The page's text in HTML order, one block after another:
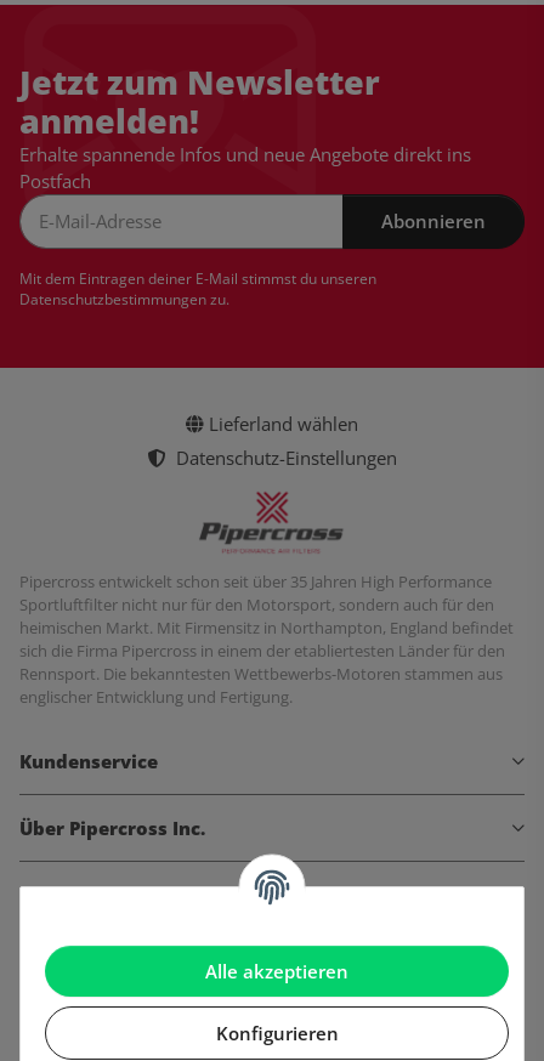
Alle akzeptieren
Konfigurieren
Jetzt zum Newsletter
anmelden!
Erhalte spannende Infos und neue Angebote direkt ins
Postfach
Abonnieren
Mit dem Eintragen deiner E-Mail stimmst du unseren
Datenschutzbestimmungenzu.
Lieferland wählen
Datenschutz-Einstellungen
Pipercross entwickelt schon seit über 35 Jahren High Performance
Sportluftfilter nicht nur für den Motorsport, sondern auch für den
heimischen Markt. Mit Firmensitz in Northampton, England befindet
sich die Firma Pipercross in einem der etabliertesten Länder für den
Rennsport. Die bekanntesten Wettbewerbs-Motoren stammen aus
englischer Entwicklung und Fertigung.
Kundenservice
Über Pipercross Inc.
Informationen
Gesetzliche Informationen